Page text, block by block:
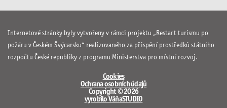
Internetové stránky byly vytvořeny v rámci projektu „Restart turismu po
požáru v Českém Švýcarsku“ realizovaného za přispění prostředků státního
rozpočtu České republiky z programu Ministerstva pro místní rozvoj.
Cookies
Ochrana osobních údajů
Copyright © 2026
vyrobilo VáňaSTUDIO